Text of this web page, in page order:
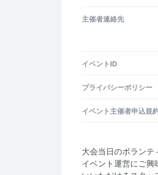
主催者連絡先
イベントID
プライバシーポリシー
イベント主催者申込規
大会当日のボランテ
イベント運営にご